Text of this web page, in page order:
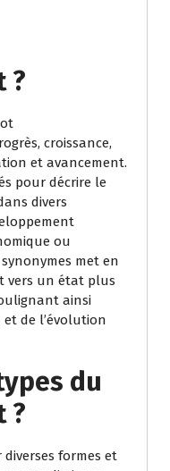
?
croissance,
et avancement.
pour décrire le
divers
ou
met en
vers un état plus
ainsi
de l’évolution
du
?
formes et